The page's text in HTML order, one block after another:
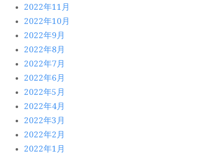
2022年11月
2022年10月
2022年9月
2022年8月
2022年7月
2022年6月
2022年5月
2022年4月
2022年3月
2022年2月
2022年1月